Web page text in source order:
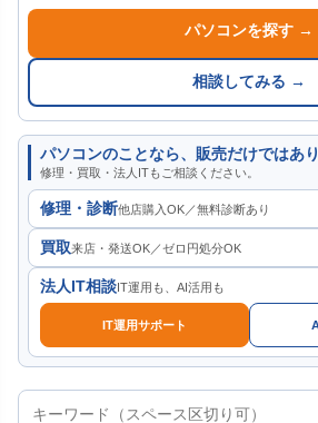
パソコンを探す →
相談してみる →
パソコンのことなら、販売だけではあ
修理・買取・法人ITもご相談ください。
修理・診断他店購入OK／無料診断あり
買取来店・発送OK／ゼロ円処分OK
法人IT相談IT運用も、AI活用も
IT運用サポート